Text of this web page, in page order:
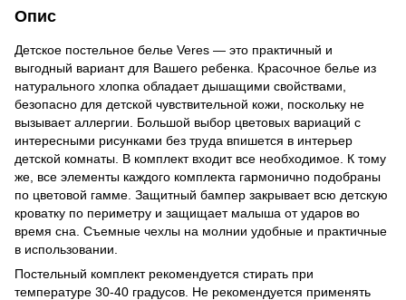
Опис
Детское постельное белье Veres — это практичный и
выгодный вариант для Вашего ребенка. Красочное белье из
натурального хлопка обладает дышащими свойствами,
безопасно для детской чувствительной кожи, поскольку не
вызывает аллергии. Большой выбор цветовых вариаций с
интересными рисунками без труда впишется в интерьер
детской комнаты. В комплект входит все необходимое. К тому
же, все элементы каждого комплекта гармонично подобраны
по цветовой гамме. Защитный бампер закрывает всю детскую
кроватку по периметру и защищает малыша от ударов во
время сна. Съемные чехлы на молнии удобные и практичные
в использовании.
Постельный комплект рекомендуется стирать при
температуре 30-40 градусов. Не рекомендуется применять